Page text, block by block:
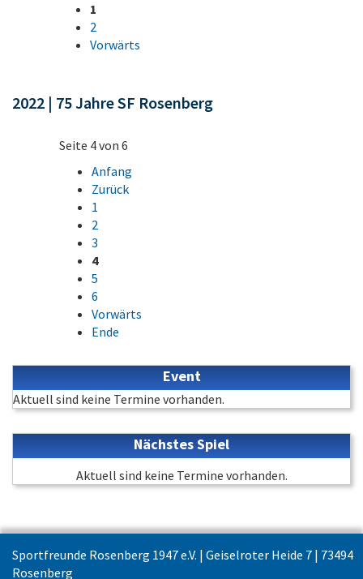
1
2
Vorwärts
2022 | 75 Jahre SF Rosenberg
Seite 4 von 6
Anfang
Zurück
1
2
3
4
5
6
Vorwärts
Ende
Event
Aktuell sind keine Termine vorhanden.
Nächstes Spiel
Aktuell sind keine Termine vorhanden.
Sportfreunde Rosenberg 1947 e.V. | Geiselroter Heide 7 | 73494
Rosenberg